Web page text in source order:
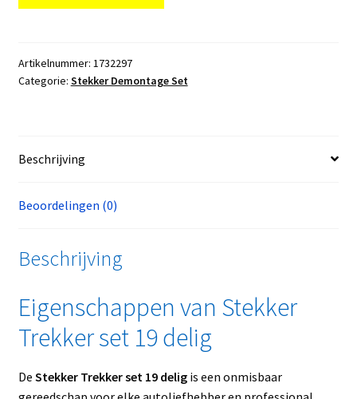
Artikelnummer: 1732297
Categorie: Stekker Demontage Set
Beschrijving
Beoordelingen (0)
Beschrijving
Eigenschappen van Stekker
Trekker set 19 delig
De Stekker Trekker set 19 deligis een onmisbaar